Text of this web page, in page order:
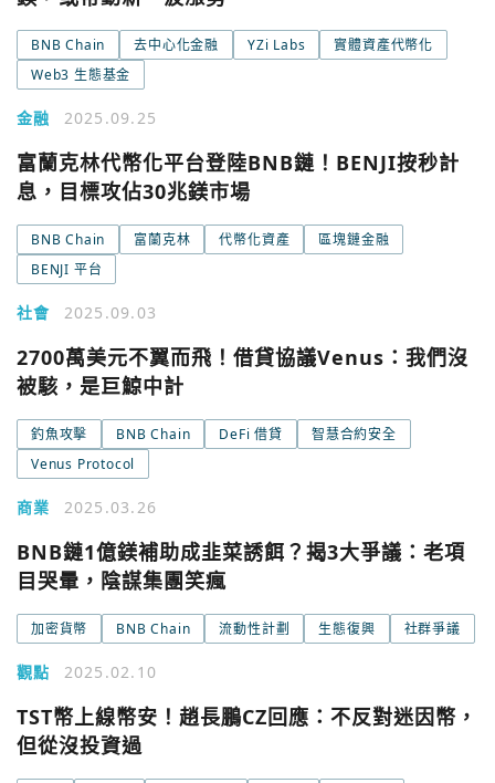
BNB Chain 去中心化金融 YZi Labs
實體資產代幣化
Web3 生態基金
金融 2025.09.25
富蘭克林代幣化平台登陸BNB鏈！BENJI按秒計
息，目標攻佔30兆鎂市場
BNB Chain 富蘭克林 代幣化資產
區塊鏈金融
BENJI 平台
社會 2025.09.03
2700萬美元不翼而飛！借貸協議Venus：我們沒
被駭，是巨鯨中計
釣魚攻擊 BNB Chain DeFi 借貸
智慧合約安全
Venus Protocol
商業 2025.03.26
BNB鏈1億鎂補助成韭菜誘餌？揭3大爭議：老項
目哭暈，陰謀集團笑瘋
加密貨幣 BNB Chain 流動性計劃 生態復興 社群爭議
觀點 2025.02.10
TST幣上線幣安！趙長鵬CZ回應：不反對迷因幣，
但從沒投資過
今日熱門
Google
Apple
繼續表示您已同意
您已閒置5分鐘，請點擊關閉按鈕或空白處，即可回到加密
今日熱門